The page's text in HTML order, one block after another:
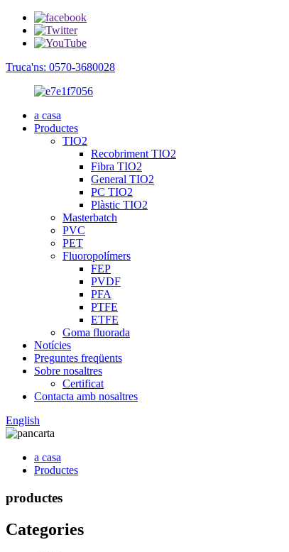
Truca'ns: 0570-3680028
a casa
Productes
TIO2
Recobriment TIO2
Fibra TIO2
General TIO2
PC TIO2
Plàstic TIO2
Masterbatch
PVC
PET
Fluoropolímers
FEP
PVDF
PFA
PTFE
ETFE
Goma fluorada
Notícies
Preguntes freqüents
Sobre nosaltres
Certificat
Contacta amb nosaltres
English
a casa
Productes
productes
Categories